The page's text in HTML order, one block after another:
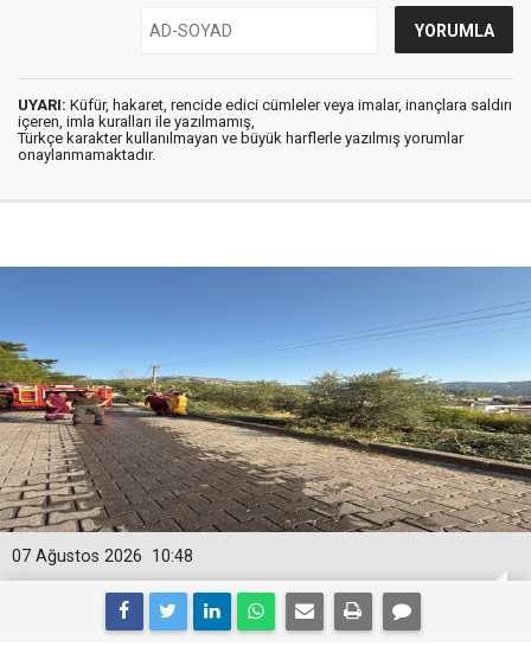
UYARI: Küfür, hakaret, rencide edici cümleler veya imalar, inançlara saldırı
içeren, imla kuralları ile yazılmamış,
Türkçe karakter kullanılmayan ve büyük harflerle yazılmış yorumlar
onaylanmamaktadır.
10:48
07 Ağustos 2026